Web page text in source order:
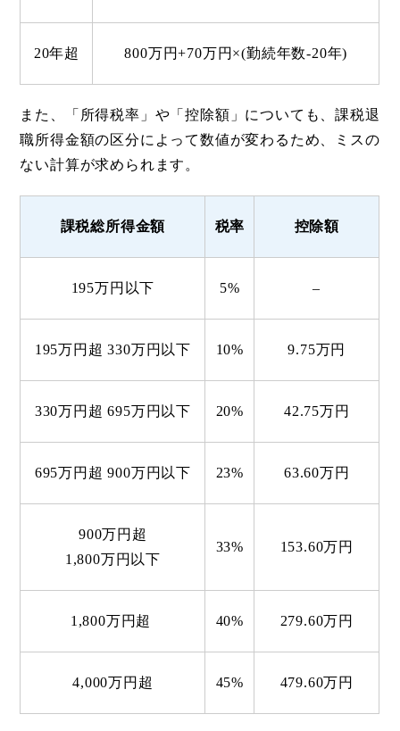
20年超 800万円+70万円×(勤続年数-20年)
また、「所得税率」や「控除額」についても、課税退
職所得金額の区分によって数値が変わるため、ミスの
ない計算が求められます。
課税総所得金額 税率 控除額
195万円以下 5% –
195万円超330万円以下 10% 9.75万円
330万円超695万円以下 20% 42.75万円
695万円超900万円以下 23% 63.60万円
900万円超
1,800万円以下
33% 153.60万円
1,800万円超 40% 279.60万円
4,000万円超 45% 479.60万円